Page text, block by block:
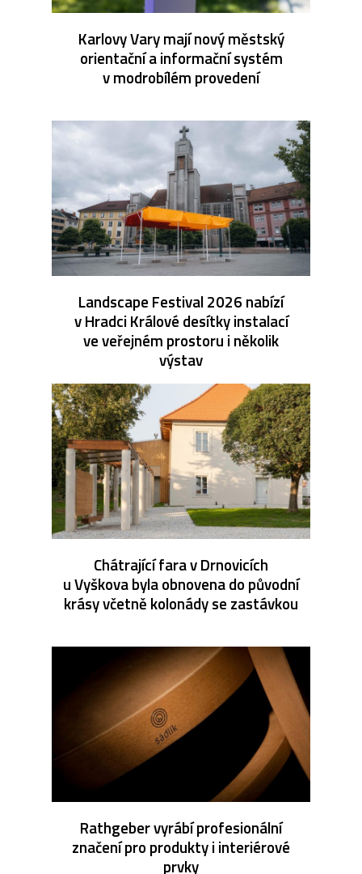
Karlovy Vary mají nový městský
orientační a informační systém
v modrobílém provedení
Landscape Festival 2026 nabízí
v Hradci Králové desítky instalací
ve veřejném prostoru i několik
výstav
Chátrající fara v Drnovicích
u Vyškova byla obnovena do původní
krásy včetně kolonády se zastávkou
Rathgeber vyrábí profesionální
značení pro produkty i interiérové
prvky